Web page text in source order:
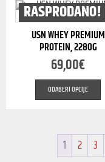
RASPRODANO!
USN WHEY PREMIUM
PROTEIN, 2280G
69,00€
ODABERI OPCIJE
1 2 3